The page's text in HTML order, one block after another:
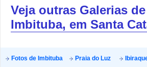
Veja outras Galerias
Imbituba, em Santa
Fotos de Imbituba Praia do Luz